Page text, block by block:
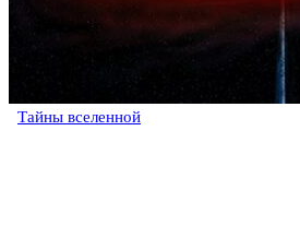
Тайны вселенной